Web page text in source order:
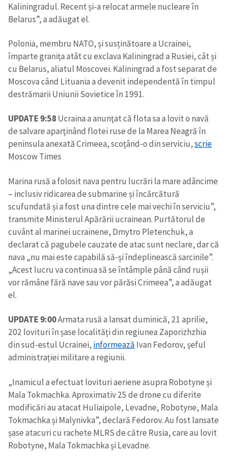
Kaliningradul. Recent și-a relocat armele nucleare în
Belarus”, a adăugat el.
Polonia, membru NATO, și susținătoare a Ucrainei,
împarte granița atât cu exclava Kaliningrad a Rusiei, cât și
cu Belarus, aliatul Moscovei. Kaliningrad a fost separat de
Moscova când Lituania a devenit independentă în timpul
destrămarii Uniunii Sovietice în 1991.
UPDATE 9:58Ucraina a anunţat că flota sa a lovit o navă
de salvare aparţinând flotei ruse de la Marea Neagră în
peninsula anexată Crimeea, scoţând-o din serviciu,scrie
Moscow Times
Marina rusă a folosit nava pentru lucrări la mare adâncime
– inclusiv ridicarea de submarine și încărcătură
scufundată și a fost una dintre cele mai vechi în serviciu”,
transmite Ministerul Apărării ucrainean. Purtătorul de
cuvânt al marinei ucrainene, Dmytro Pletenchuk, a
declarat că pagubele cauzate de atac sunt neclare, dar că
nava „nu mai este capabilă să-și îndeplinească sarcinile”.
„Acest lucru va continua să se întâmple până când rușii
vor rămâne fără nave sau vor părăsi Crimeea”, a adăugat
el.
UPDATE 9:00Armata rusă a lansat duminică, 21 aprilie,
202 lovituri în șase localități din regiunea Zaporizhzhia
din sud-estul Ucrainei, informează Ivan Fedorov, șeful
administrației militare a regiunii.
„Inamicul a efectuat lovituri aeriene asupra Robotyne și
Mala Tokmachka. Aproximativ 25 de drone cu diferite
modificări au atacat Huliaipole, Levadne, Robotyne, Mala
Tokmachka și Malynivka”, declară Fedorov. Au fost lansate
șase atacuri cu rachete MLRS de către Rusia, care au lovit
Robotyne, Mala Tokmachka și Levadne.